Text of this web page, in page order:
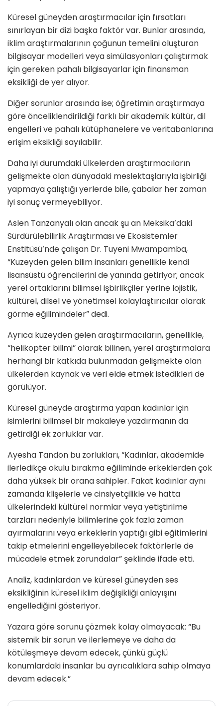
Küresel güneyden araştırmacılar için fırsatları
sınırlayan bir dizi başka faktör var. Bunlar arasında,
iklim araştırmalarının çoğunun temelini oluşturan
bilgisayar modelleri veya simülasyonları çalıştırmak
için gereken pahalı bilgisayarlar için finansman
eksikliği de yer alıyor.
Diğer sorunlar arasında ise; öğretimin araştırmaya
göre önceliklendirildiği farklı bir akademik kültür, dil
engelleri ve pahalı kütüphanelere ve veritabanlarına
erişim eksikliği sayılabilir.
Daha iyi durumdaki ülkelerden araştırmacıların
gelişmekte olan dünyadaki meslektaşlarıyla işbirliği
yapmaya çalıştığı yerlerde bile, çabalar her zaman
iyi sonuç vermeyebiliyor.
Aslen Tanzanyalı olan ancak şu an Meksika’daki
Sürdürülebilirlik Araştırması ve Ekosistemler
Enstitüsü’nde çalışan Dr. Tuyeni Mwampamba,
“Kuzeyden gelen bilim insanları genellikle kendi
lisansüstü öğrencilerini de yanında getiriyor; ancak
yerel ortaklarını bilimsel işbirlikçiler yerine lojistik,
kültürel, dilsel ve yönetimsel kolaylaştırıcılar olarak
görme eğilimindeler” dedi.
Ayrıca kuzeyden gelen araştırmacıların, genellikle,
“helikopter bilimi” olarak bilinen, yerel araştırmalara
herhangi bir katkıda bulunmadan gelişmekte olan
ülkelerden kaynak ve veri elde etmek istedikleri de
görülüyor.
Küresel güneyde araştırma yapan kadınlar için
isimlerini bilimsel bir makaleye yazdırmanın da
getirdiği ek zorluklar var.
Ayesha Tandon bu zorlukları, “Kadınlar, akademide
ilerledikçe okulu bırakma eğiliminde erkeklerden çok
daha yüksek bir orana sahipler. Fakat kadınlar aynı
zamanda klişelerle ve cinsiyetçilikle ve hatta
ülkelerindeki kültürel normlar veya yetiştirilme
tarzları nedeniyle bilimlerine çok fazla zaman
ayırmalarını veya erkeklerin yaptığı gibi eğitimlerini
takip etmelerini engelleyebilecek faktörlerle de
mücadele etmek zorundalar” şeklinde ifade etti.
Analiz, kadınlardan ve küresel güneyden ses
eksikliğinin küresel iklim değişikliği anlayışını
engellediğini gösteriyor.
Yazara göre sorunu çözmek kolay olmayacak: “Bu
sistemik bir sorun ve ilerlemeye ve daha da
kötüleşmeye devam edecek, çünkü güçlü
konumlardaki insanlar bu ayrıcalıklara sahip olmaya
devam edecek.”